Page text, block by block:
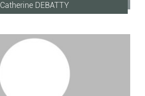
Catherine DEBATTY